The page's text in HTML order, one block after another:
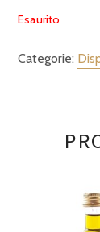
Esaurito
Categorie: